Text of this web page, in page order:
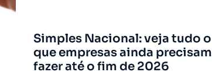
Simples Nacional: veja tudo o
que empresas ainda precisam
fazer até o fim de 2026